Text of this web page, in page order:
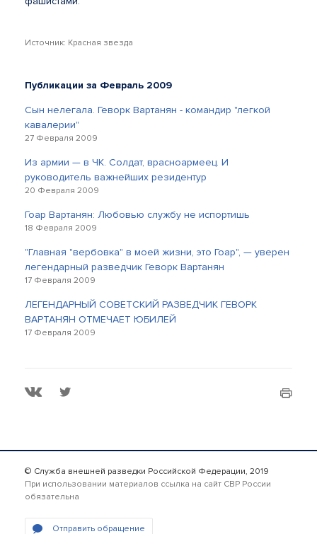
Источник: Красная звезда
Публикации за Февраль 2009
Сын нелегала. Геворк Вартанян - командир "легкой
кавалерии"
27 Февраля 2009
Из армии — в ЧК. Солдат, врасноармеец. И
руководитель важнейших резидентур
20 Февраля 2009
Гоар Вартанян: Любовью службу не испортишь
18 Февраля 2009
"Главная "вербовка" в моей жизни, это Гоар", — уверен
легендарный разведчик Геворк Вартанян
17 Февраля 2009
ЛЕГЕНДАРНЫЙ СОВЕТСКИЙ РАЗВЕДЧИК ГЕВОРК
ВАРТАНЯН ОТМЕЧАЕТ ЮБИЛЕЙ
17 Февраля 2009
© Служба внешней разведки Российской Федерации, 2019
При использовании материалов ссылка на сайт СВР России
обязательна
Отправить обращение